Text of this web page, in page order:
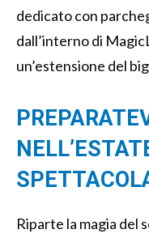
dedicato con
dall’interno di
un’estensione del
Riparte la magia del